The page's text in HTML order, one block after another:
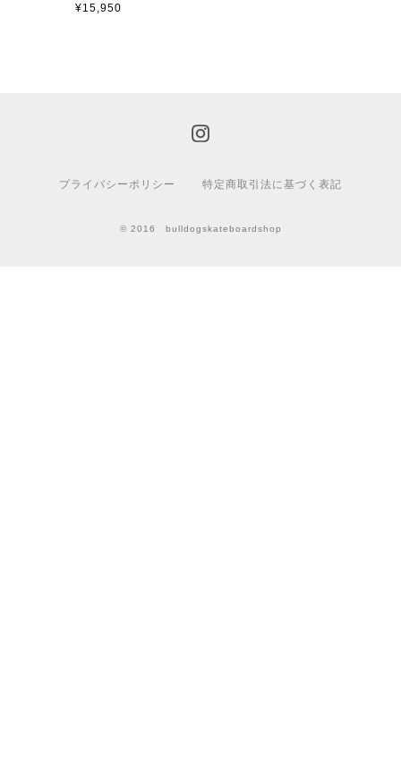
¥15,950
プライバシーポリシー 特定商取引法に基づく表記
© 2016 bulldogskateboardshop